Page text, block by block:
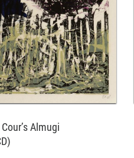
Almugi